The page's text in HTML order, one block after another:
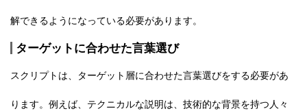
解できるようになっている必要があります。
ターゲットに合わせた言葉選び
スクリプトは、ターゲット層に合わせた言葉選びをする必要があ
ります。例えば、テクニカルな説明は、技術的な背景を持つ人々